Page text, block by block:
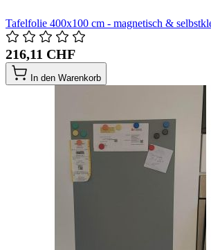
Tafelfolie 400x100 cm - magnetisch &
216,11 CHF
In den Warenkorb